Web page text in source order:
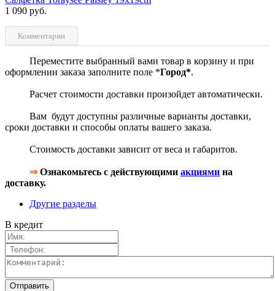
1 090 руб.
Комментарии
Переместите выбранный вами товар в корзину и при
оформлении заказа заполните поле *Город*.
Расчет стоимости доставки произойдет автоматически.
Вам будут доступны различные варианты доставки,
сроки доставки и способы оплаты вашего заказа.
Стоимость доставки зависит от веса и габаритов.
⇒Ознакомьтесь с действующими акциями на
доставку.
Другие разделы
В кредит